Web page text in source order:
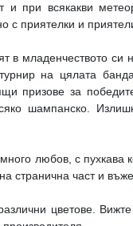
при всякакви
с приятелки и
в младенчеството
на цялата
призове за
шампанско.
любов, с пухкава
странична част и
цветове.